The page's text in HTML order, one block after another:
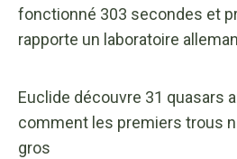
fonctionné 303 secondes et
rapporte un laboratoire
Euclide découvre 31 quasars
comment les premiers trous
gros